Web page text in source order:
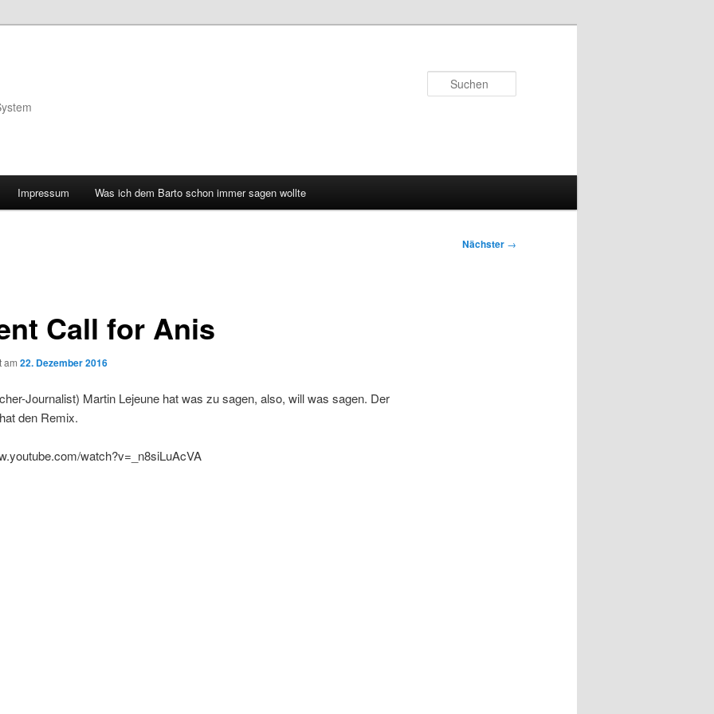
Impressum Was ich dem Barto schon immer sagen wollte
Nächster →
Call for Anis
am 22. Dezember 2016
Journalist) Martin Lejeune hat was zu sagen, also, will was sagen. Der
den Remix.
watch?v=_n8siLuAcVA